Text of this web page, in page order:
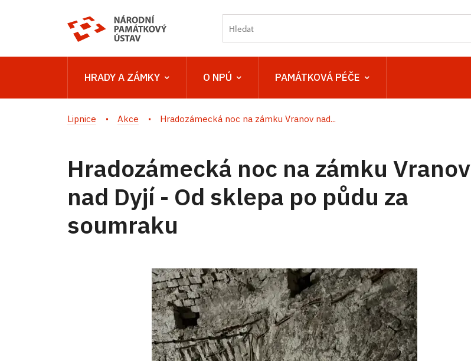
HRADY A ZÁMKY O NPÚ PAMÁTKOVÁ PÉČE
Lipnice Akce Hradozámecká noc na zámku Vranov nad...
Hradozámecká noc na zámku Vranov
nad Dyjí - Od sklepa po půdu za
soumraku